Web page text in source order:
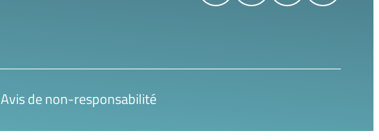
Avis de non-responsabilité